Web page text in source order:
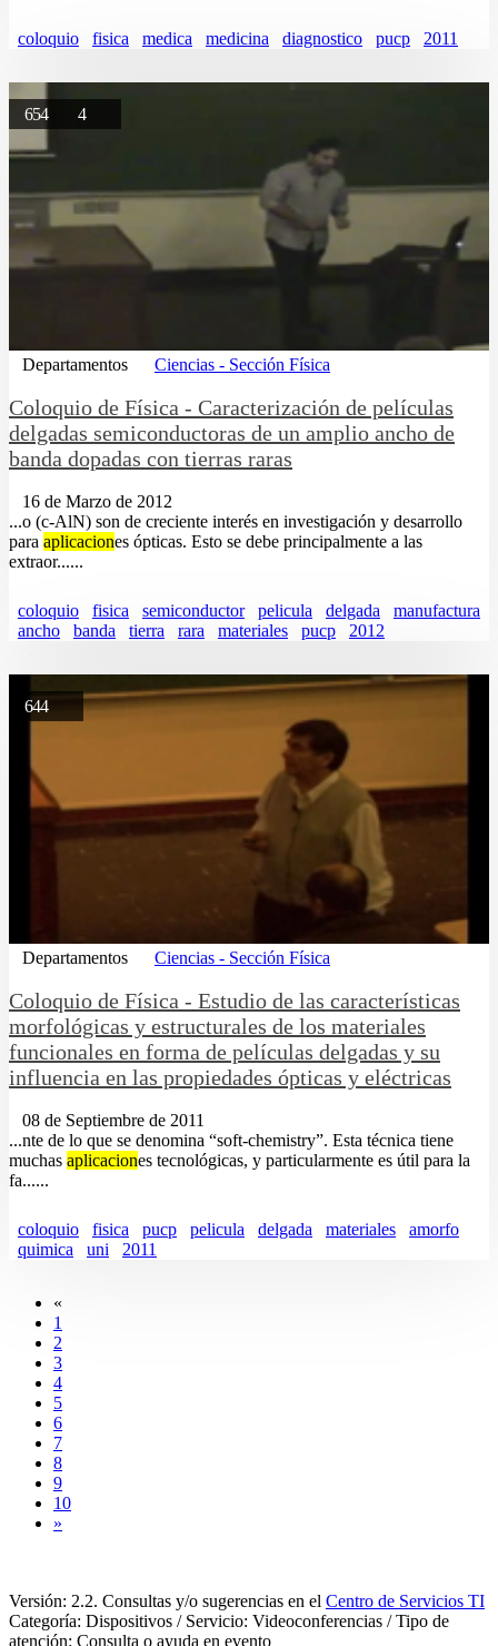
coloquio fisica medica medicina diagnostico pucp 2011
654 4
Departamentos Ciencias - Sección Física
Coloquio de Física - Caracterización de películas
delgadas semiconductoras de un amplio ancho de
banda dopadas con tierras raras
16 de Marzo de 2012
...o (c-AlN) son de creciente interés en investigación y desarrollo
para aplicaciones ópticas. Esto se debe principalmente a las
extraor......
coloquio fisica semiconductor pelicula delgada
manufactura
ancho
banda tierra rara materiales pucp 2012
644
Departamentos Ciencias - Sección Física
Coloquio de Fí­sica - Estudio de las características
morfológicas y estructurales de los materiales
funcionales en forma de películas delgadas y su
influencia en las propiedades ópticas y eléctricas
08 de Septiembre de 2011
...nte de lo que se denomina “soft-chemistry”. Esta técnica tiene
muchas aplicaciones tecnológicas, y particularmente es útil para la
fa......
coloquio fisica pucp pelicula delgada materiales
amorfo
quimica
uni 2011
«
1
2
3
4
5
6
7
8
9
10
»
Versión: 2.2. Consultas y/o sugerencias en el Centro de Servicios TI
Categoría: Dispositivos / Servicio: Videoconferencias / Tipo de
atención: Consulta o ayuda en evento